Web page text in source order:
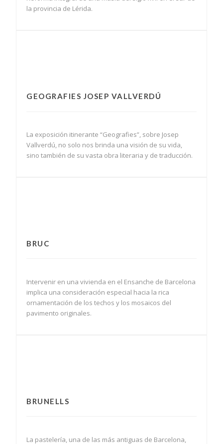
la provincia de Lérida.
GEOGRAFIES JOSEP VALLVERDÚ
La exposición itinerante “Geografies”, sobre Josep
Vallverdú, no solo nos brinda una visión de su vida,
sino también de su vasta obra literaria y de traducción.
BRUC
Intervenir en una vivienda en el Ensanche de Barcelona
implica una consideración especial hacia la rica
ornamentación de los techos y los mosaicos del
pavimento originales.
BRUNELLS
La pastelería, una de las más antiguas de Barcelona,